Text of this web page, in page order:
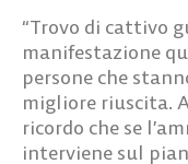
“Trovo di cattivo
manifestazione
persone che
migliore riuscita.
ricordo che se
interviene sul